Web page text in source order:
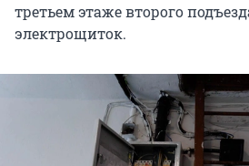
третьем этаже второго
электрощиток.